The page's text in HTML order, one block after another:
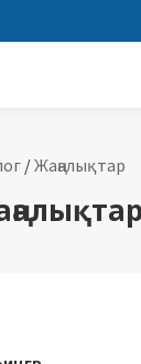
/Жаңалықтар